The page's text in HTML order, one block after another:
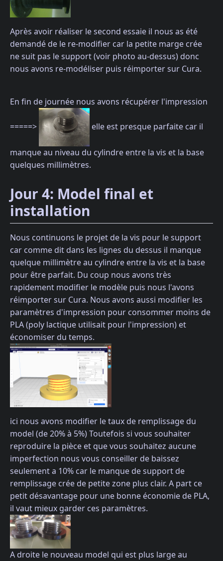
Après avoir réaliser le second essaie il nous as été
demandé de le re-modifier car la petite marge crée
ne suit pas le support (voir photo au-dessus) donc
nous avons re-modéliser puis réimporter sur Cura.
En fin de journée nous avons récupérer l'impression
=====> elle est presque parfaite car il
manque au niveau du cylindre entre la vis et la base
quelques millimètres.
Jour 4: Model final et
installation
Nous continuons le projet de la vis pour le support
car comme dit dans les lignes du dessus il manque
quelque millimètre au cylindre entre la vis et la base
pour être parfait. Du coup nous avons très
rapidement modifier le modèle puis nous l'avons
réimporter sur Cura. Nous avons aussi modifier les
paramètres d'impression pour consommer moins de
PLA (poly lactique utilisait pour l'impression) et
économiser du temps.
ici nous avons modifier le taux de remplissage du
model (de 20% à 5%) Toutefois si vous souhaiter
reproduire la pièce et que vous souhaitez aucune
imperfection nous vous conseiller de baissez
seulement a 10% car le manque de support de
remplissage crée de petite zone plus clair. A part ce
petit désavantage pour une bonne économie de PLA,
il vaut mieux garder ces paramètres.
A droite le nouveau model qui est plus large au